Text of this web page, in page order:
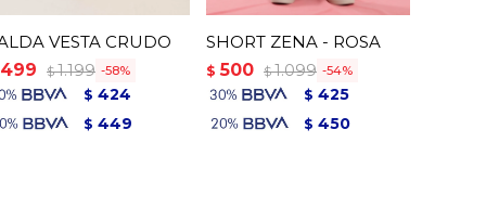
VESTA CRUDO
499
$ 1.199 58
$ 424
$ 449
SHORT ZENA - ROSA
$ 500 $ 1.099 54
$ 425
$ 450